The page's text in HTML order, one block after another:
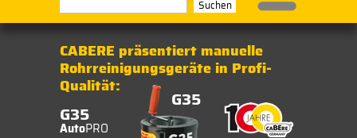
CABERE präsentiert manuelle
Rohrreinigungsgeräte in Profi-
Qualität:
G35
G35
AutoPRO